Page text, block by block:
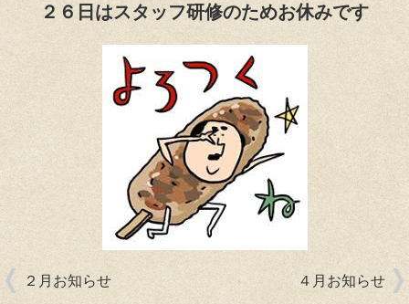
２６日はスタッフ研修のためお休みです
２月お知らせ ４月お知らせ